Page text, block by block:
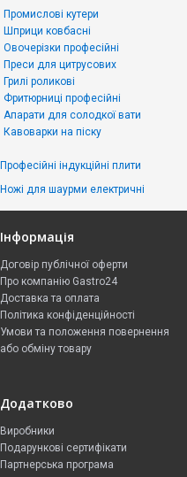
Промислові кутери
Шприци ковбасні
Овочерізки професійні
Преси для цитрусових
Грилі роликові
Фритюрниці професійні
Апарати для солодкої вати
Кавоварки на піску
Професійні індукційні плити
Ножі для шаурми електричні
Інформація
Договір публічної оферти
Про компанію Gastro24
Доставка та оплата
Політика конфіденційності
Умови та положення повернення
або обміну товару
Додатково
Виробники
Подарункові сертифікати
Партнерська програма